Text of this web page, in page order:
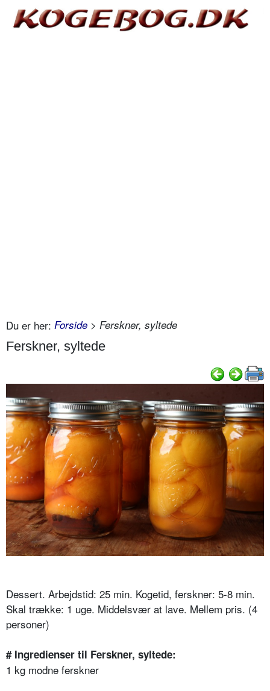
Du er her: Forside > Ferskner, syltede
Ferskner, syltede
Dessert. Arbejdstid: 25 min. Kogetid, ferskner: 5-8 min.
Skal trække: 1 uge. Middelsvær at lave. Mellem pris. (4
personer)
# Ingredienser til Ferskner, syltede:
1 kg modne ferskner